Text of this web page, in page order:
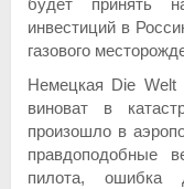
инвестиций в
газового
Немецкая Die Welt
виноват в
произошло в
правдоподобные
пилота, ошибка